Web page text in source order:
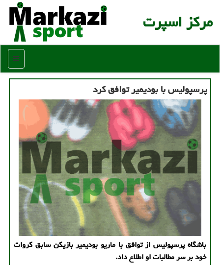
مركز اسپرت
منو
پرسپولیس با بودیمیر توافق كرد
باشگاه پرسپولیس از توافق با ماریو بودیمیر بازیکن سابق کروات
خود بر سر مطالبات او اطلاع داد.